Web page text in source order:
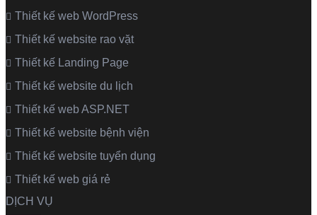
Thiết kế web WordPress
Thiết kế website rao vặt
Thiết kế Landing Page
Thiết kế website du lịch
Thiết kế web ASP.NET
Thiết kế website bệnh viện
Thiết kế website tuyển dụng
Thiết kế web giá rẻ
DỊCH VỤ